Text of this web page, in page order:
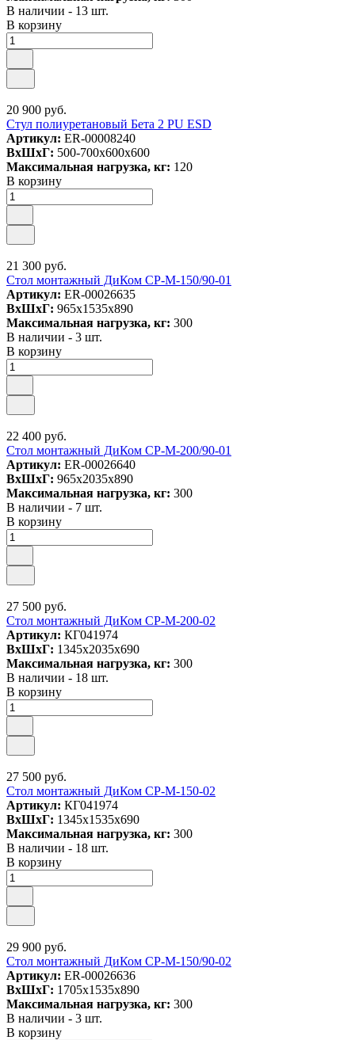
В наличии - 13 шт.
В корзину
20 900 руб.
Стул полиуретановый Бета 2 PU ESD
Артикул: ER-00008240
ВxШxГ: 500-700x600x600
Максимальная нагрузка, кг: 120
В корзину
21 300 руб.
Стол монтажный ДиКом СР-М-150/90-01
Артикул: ER-00026635
ВxШxГ: 965x1535x890
Максимальная нагрузка, кг: 300
В наличии - 3 шт.
В корзину
22 400 руб.
Стол монтажный ДиКом СР-М-200/90-01
Артикул: ER-00026640
ВxШxГ: 965x2035x890
Максимальная нагрузка, кг: 300
В наличии - 7 шт.
В корзину
27 500 руб.
Стол монтажный ДиКом СР-М-200-02
Артикул: КГ041974
ВxШxГ: 1345x2035x690
Максимальная нагрузка, кг: 300
В наличии - 18 шт.
В корзину
27 500 руб.
Стол монтажный ДиКом СР-М-150-02
Артикул: КГ041974
ВxШxГ: 1345x1535x690
Максимальная нагрузка, кг: 300
В наличии - 18 шт.
В корзину
29 900 руб.
Стол монтажный ДиКом СР-М-150/90-02
Артикул: ER-00026636
ВxШxГ: 1705x1535x890
Максимальная нагрузка, кг: 300
В наличии - 3 шт.
В корзину